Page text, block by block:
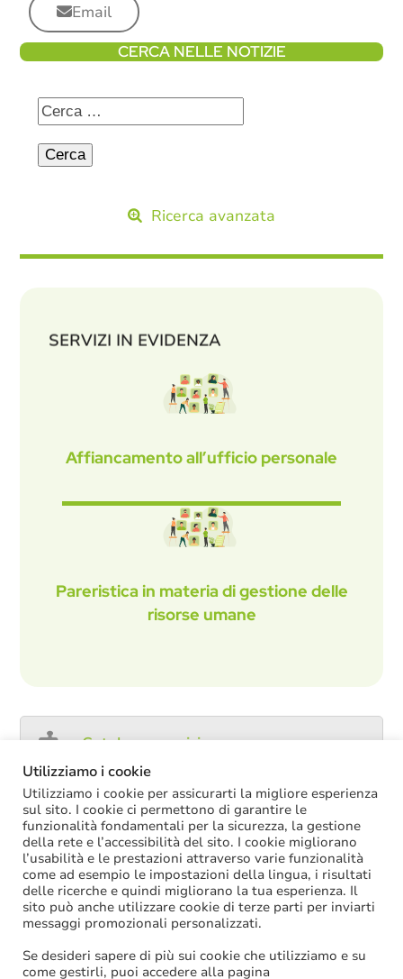
Email
CERCA NELLE NOTIZIE
Ricerca avanzata
SERVIZI IN EVIDENZA
Affiancamento all’ufficio personale
Pareristica in materia di gestione delle
risorse umane
Catalogo servizi
ULTIME NOTIZIE
Decreto PA: nella versione definitiva salta il
chiarimento sul trattamento economico
spettante durante le ferie
La soppressione dei vecchi tetti di spesa
offre più margini anche per l’aumento del
ACCRUAL: come si registrano i
trasferimenti vincolati per investimenti
Utilizziamo i cookie
Utilizziamo i cookie per assicurarti la migliore esperienza
sul sito. I cookie ci permettono di garantire le
funzionalità fondamentali per la sicurezza, la gestione
della rete e l’accessibilità del sito. I cookie migliorano
l’usabilità e le prestazioni attraverso varie funzionalità
come ad esempio le impostazioni della lingua, i risultati
delle ricerche e quindi migliorano la tua esperienza. Il
sito può anche utilizzare cookie di terze parti per inviarti
messaggi promozionali personalizzati.
Se desideri sapere di più sui cookie che utilizziamo e su
come gestirli, puoi accedere alla pagina